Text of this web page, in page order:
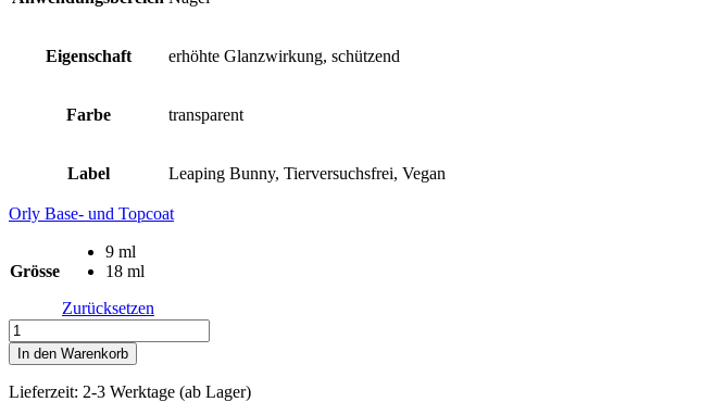
Eigenschaft erhöhte Glanzwirkung, schützend
Farbe transparent
Label Leaping Bunny, Tierversuchsfrei, Vegan
Orly Base- und Topcoat
Grösse
9 ml
18 ml
Zurücksetzen
Orly
SEC
N'
DRY
In den Warenkorb
Lieferzeit: 2-3 Werktage (ab Lager)